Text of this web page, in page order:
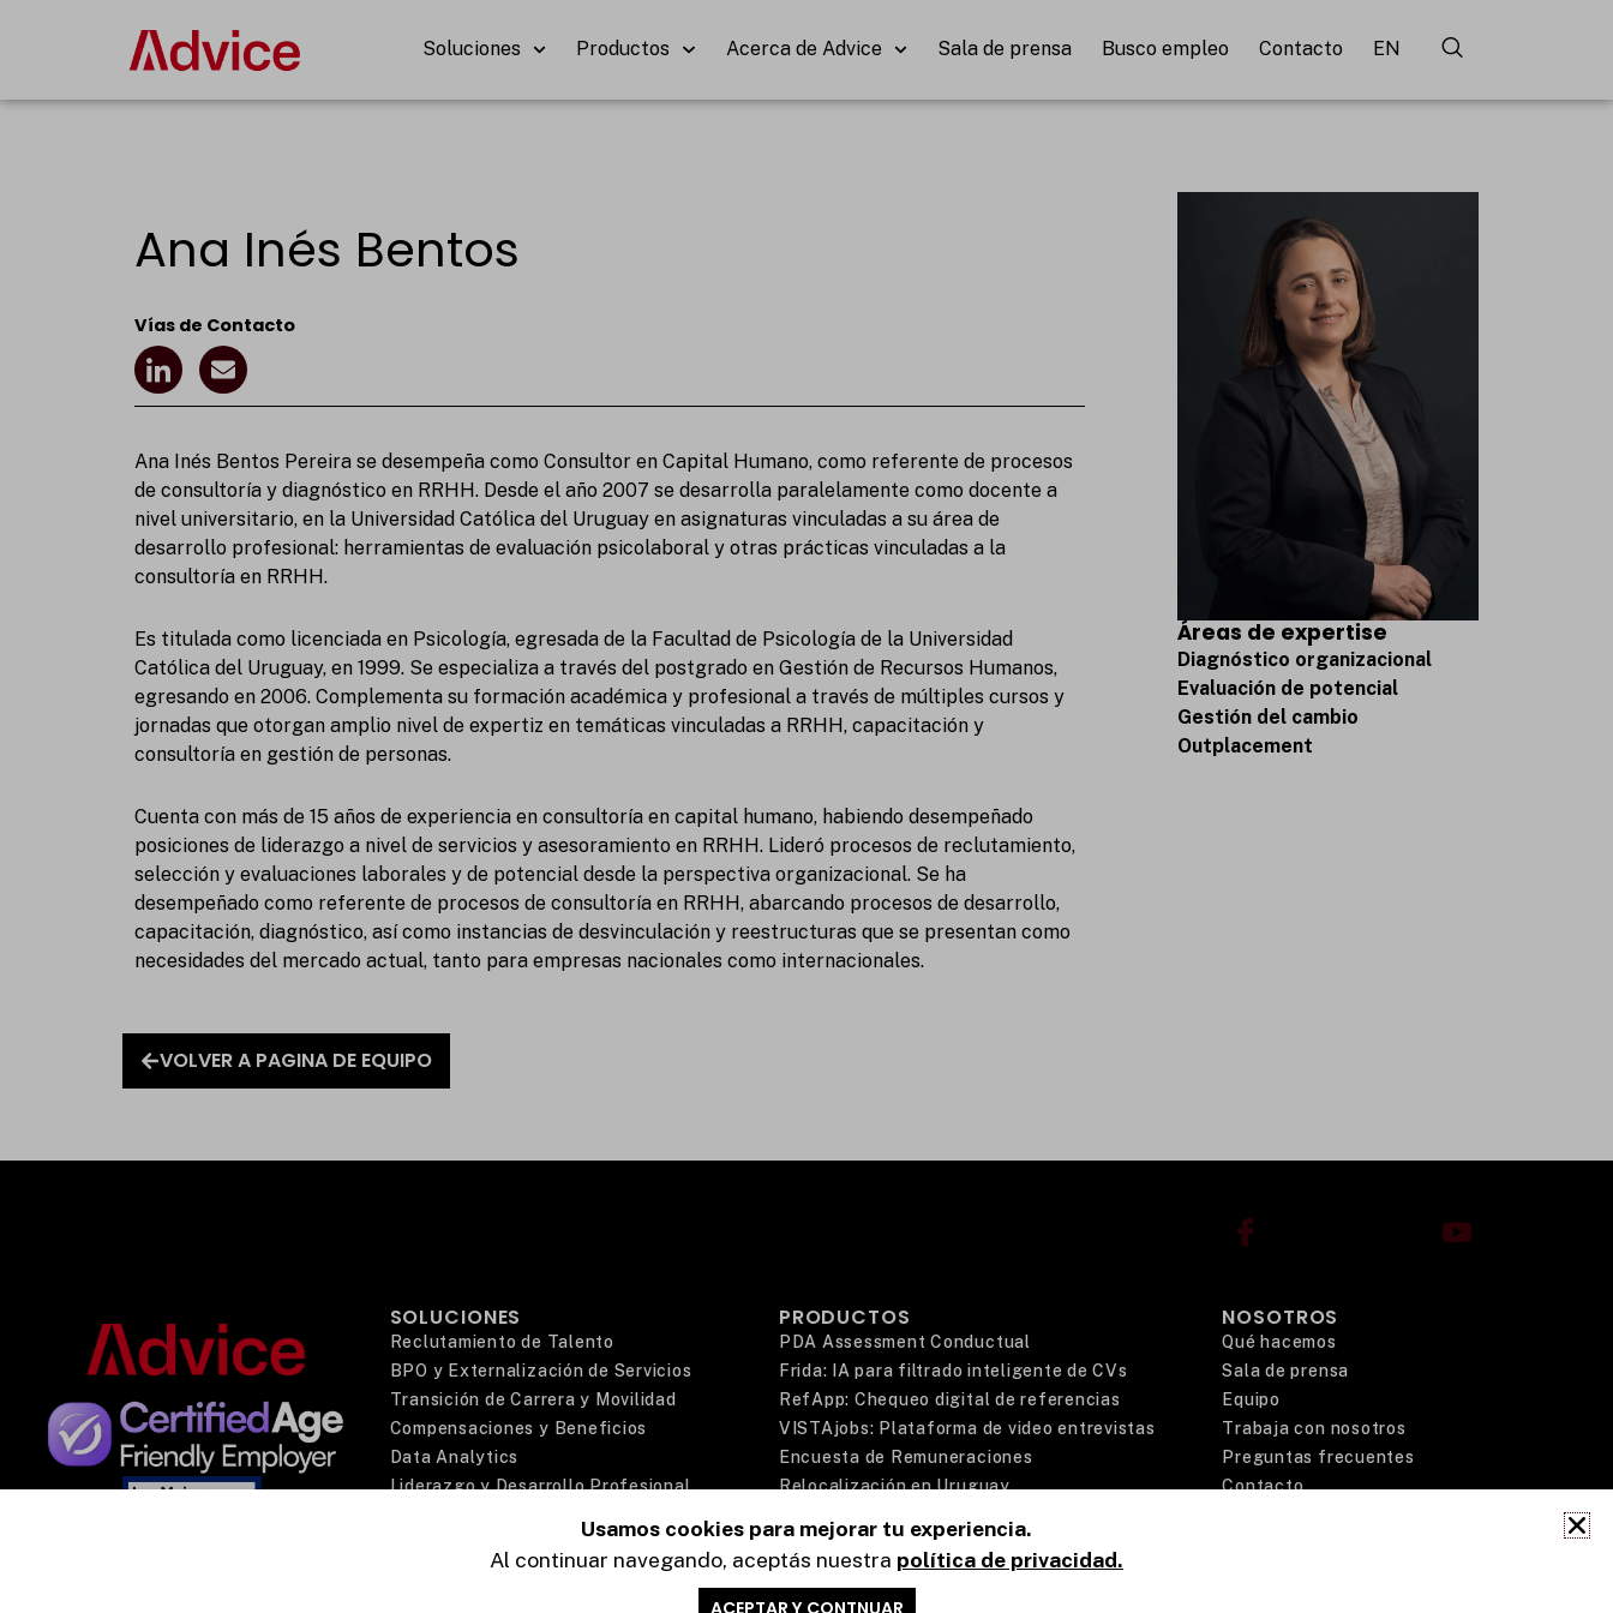
Soluciones Productos Acerca de Advice Sala de prensa Busco empleo Contacto EN
Ana Inés Bentos
Vías de Contacto
I
c
o
-
l
i
n
k
e
n
E
n
v
l
o
p
e
Ana Inés Bentos Pereira se desempeña como Consultor en Capital Humano, como referente de procesos
de consultoría y diagnóstico en RRHH. Desde el año 2007 se desarrolla paralelamente como docente a
nivel universitario, en la Universidad Católica del Uruguay en asignaturas vinculadas a su área de
desarrollo profesional: herramientas de evaluación psicolaboral y otras prácticas vinculadas a la
consultoría en RRHH.
Es titulada como licenciada en Psicología, egresada de la Facultad de Psicología de la Universidad
Católica del Uruguay, en 1999. Se especializa a través del postgrado en Gestión de Recursos Humanos,
egresando en 2006. Complementa su formación académica y profesional a través de múltiples cursos y
jornadas que otorgan amplio nivel de expertiz en temáticas vinculadas a RRHH, capacitación y
consultoría en gestión de personas.
Cuenta con más de 15 años de experiencia en consultoría en capital humano, habiendo desempeñado
posiciones de liderazgo a nivel de servicios y asesoramiento en RRHH. Lideró procesos de reclutamiento,
selección y evaluaciones laborales y de potencial desde la perspectiva organizacional. Se ha
desempeñado como referente de procesos de consultoría en RRHH, abarcando procesos de desarrollo,
capacitación, diagnóstico, así como instancias de desvinculación y reestructuras que se presentan como
necesidades del mercado actual, tanto para empresas nacionales como internacionales.
Áreas de expertise
Diagnóstico organizacional
Evaluación de potencial
Gestión del cambio
Outplacement
VOLVER A PAGINA DE EQUIPO
SOLUCIONES
Reclutamiento de Talento
BPO y Externalización de Servicios
Transición de Carrera y Movilidad
Compensaciones y Beneficios
Data Analytics
Liderazgo y Desarrollo Profesional
PRODUCTOS
PDA Assessment Conductual
Frida: IA para filtrado inteligente de CVs
RefApp: Chequeo digital de referencias
VISTAjobs: Plataforma de video entrevistas
Encuesta de Remuneraciones
Relocalización en Uruguay
Certified Age Friendly Employer
NOSOTROS
Qué hacemos
Sala de prensa
Equipo
Trabaja con nosotros
Preguntas frecuentes
Contacto
Usamos cookies para mejorar tu experiencia.
Al continuar navegando, aceptás nuestra política de privacidad.
ACEPTAR Y CONTNUAR